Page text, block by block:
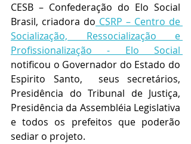
CESB – Confederação do Elo Social
Brasil, criadora do CSRP – Centro de
Socialização, Ressocialização e
notificou o Governador do Estado do
Espirito Santo,  seus secretários,
Presidência do Tribunal de Justiça,
Presidência da Assembléia Legislativa
e todos os prefeitos que poderão
sediar o projeto.